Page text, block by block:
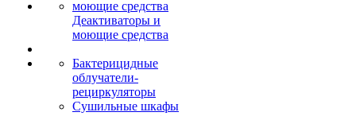
Деактиваторы и
моющие средства
Бактерицидные
облучатели-
рециркуляторы
Сушильные шкафы